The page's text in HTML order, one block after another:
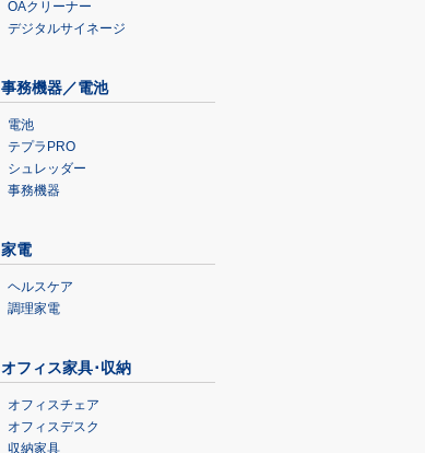
OAクリーナー
デジタルサイネージ
事務機器／電池
電池
テプラPRO
シュレッダー
事務機器
家電
ヘルスケア
調理家電
オフィス家具･収納
オフィスチェア
オフィスデスク
収納家具